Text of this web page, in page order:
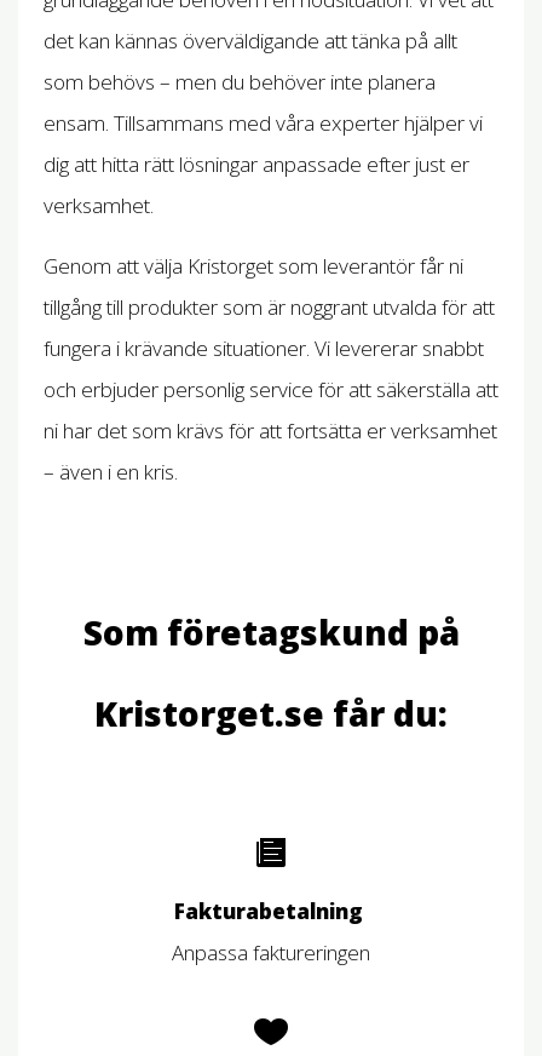
det kan kännas överväldigande att tänka på allt
som behövs – men du behöver inte planera
ensam. Tillsammans med våra experter hjälper vi
dig att hitta rätt lösningar anpassade efter just er
verksamhet.
Genom att välja Kristorget som leverantör får ni
tillgång till produkter som är noggrant utvalda för att
fungera i krävande situationer. Vi levererar snabbt
och erbjuder personlig service för att säkerställa att
ni har det som krävs för att fortsätta er verksamhet
– även i en kris.
Som företagskund på
Kristorget.se får du:
Fakturabetalning
Anpassa faktureringen